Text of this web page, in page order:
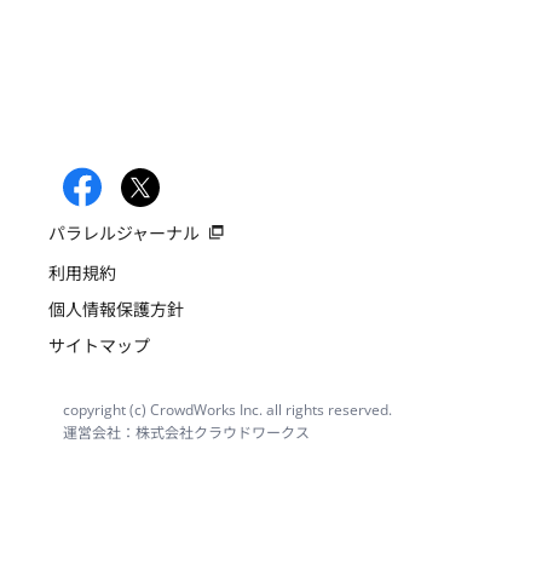
パラレルジャーナル
利用規約
個人情報保護方針
サイトマップ
copyright (c) CrowdWorks Inc. all rights reserved.
運営会社：株式会社クラウドワークス